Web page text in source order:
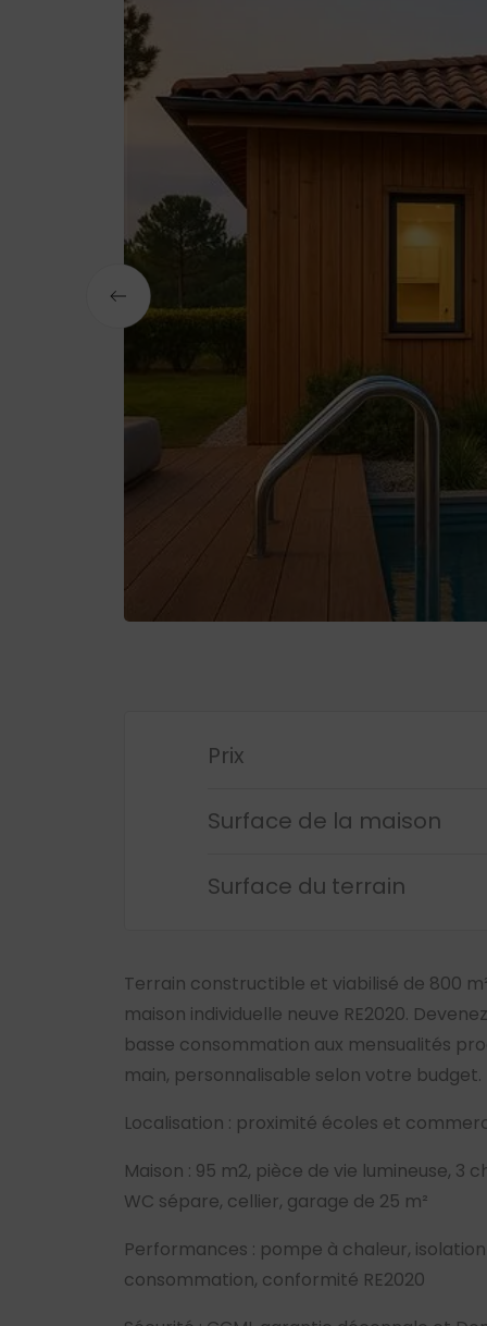
Prix
Surface de la maison
Surface du terrain
Terrain constructible et viabilisé de 800
maison individuelle neuve RE2020.
basse consommation aux mensualités
main, personnalisable selon votre budget.
Localisation : proximité écoles et
Maison : 95 m2, pièce de vie lumineuse, 3
WC sépare, cellier, garage de 25 m²
Performances : pompe à chaleur,
consommation, conformité RE2020